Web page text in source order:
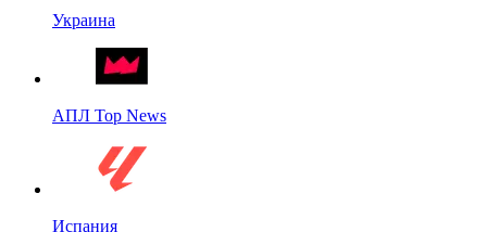
Украина
АПЛ Top News
Испания